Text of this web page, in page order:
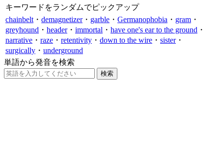
キーワードをランダムでピックアップ
chainbelt ・ demagnetizer・ garble ・ Germanophobia ・ gram ・
greyhound ・ header・ immortal ・ have one's ear to the ground ・
narrative ・ raze ・ retentivity ・ down to the wire ・ sister・
surgically ・ underground
単語から発音を検索